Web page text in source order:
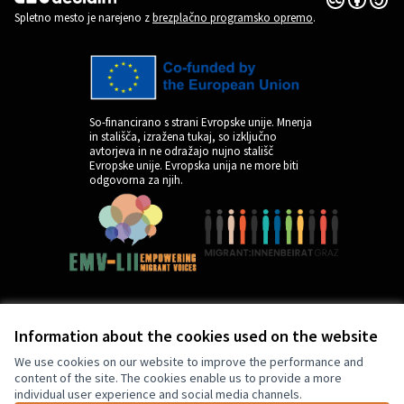
Information about the cookies used on the website
We use cookies on our website to improve the performance and
content of the site. The cookies enable us to provide a more
individual user experience and social media channels.
(Zunanja povezava)
Spletno mesto je narejeno zbrezplačno programsko opremo.
So-financirano s strani Evropske unije. Mnenja
in stališča, izražena tukaj, so izključno
avtorjeva in ne odražajo nujno stališč
Evropske unije. Evropska unija ne more biti
odgovorna za njih.
by